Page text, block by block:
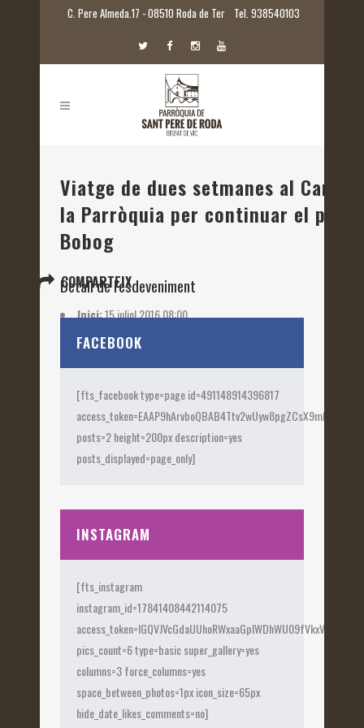
C. Pere Almeda.17 - 08510 Roda de Ter Tel. 938540103
Viatge de dues setmanes al
la Parròquia per continuar el
Bobog
Detall de l'esdeveniment
Inici:15 juliol 2016 08:00
Etiquetes:2016
COMPARTEIX
FACEBOOK
[fts_facebook type=page id=491148914396817
posts=2 height=200px description=yes
posts_displayed=page_only]
INSTAGRAM
[fts_instagram
instagram_id=17841408442114075
pics_count=6 type=basic super_gallery=yes
columns=3 force_columns=yes
space_between_photos=1px icon_size=65px
hide_date_likes_comments=no]